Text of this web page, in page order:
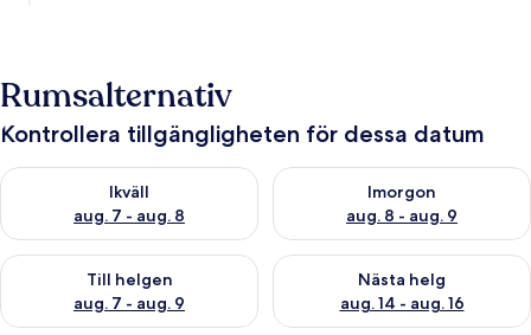
Rumsalternativ
Kontrollera tillgängligheten för dessa datum
Ikväll
aug. 7 - aug. 8
Kontrollera tillgängligheten för ikväll aug. 7 - aug. 8
Imorgon
aug. 8 - aug. 9
Kontrollera tillgängligheten
Till helgen
aug. 7 - aug. 9
Kontrollera tillgängligheten för den här helgen aug. 7 - aug. 9
Nästa helg
aug. 14 - aug. 16
Kontrollera tillgängligheten